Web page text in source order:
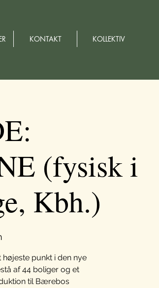
(fysisk i
Kbh.)
punkt i den nye
af 44 boliger og et
til Bærebos
KONTAKT KOLLEKTIV